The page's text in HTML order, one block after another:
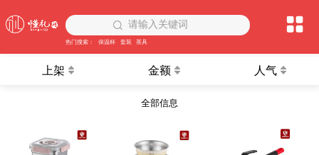
请输入关键词
热门搜索： 保温杯 套装 茶具
上架 金额 人气
全部信息